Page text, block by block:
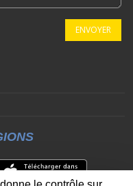
ENVOYER